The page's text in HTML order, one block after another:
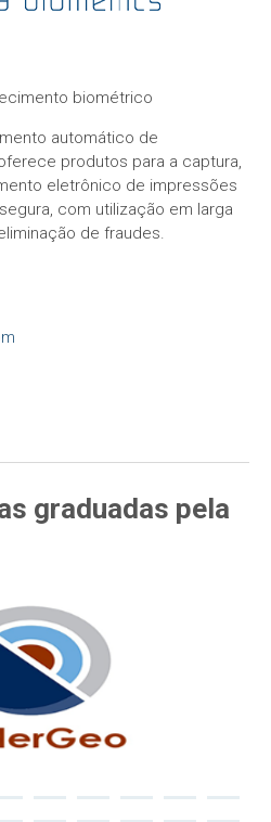
biométrico
automático de
produtos para a captura,
eletrônico de impressões
com utilização em larga
de fraudes.
graduadas pela